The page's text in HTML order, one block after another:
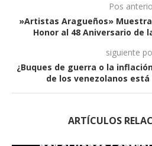
Pos
»Artistas Aragueños»
Honor al 48 Aniversario de
siguiente
¿Buques de guerra o la
de los venezolanos
ARTÍCULOS